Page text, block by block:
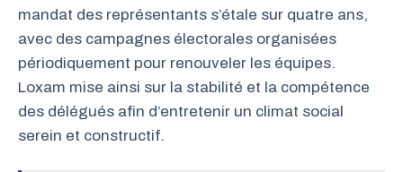
mandat des représentants s’étale sur quatre ans,
avec des campagnes électorales organisées
périodiquement pour renouveler les équipes.
Loxam mise ainsi sur la stabilité et la compétence
des délégués afin d’entretenir un climat social
serein et constructif.